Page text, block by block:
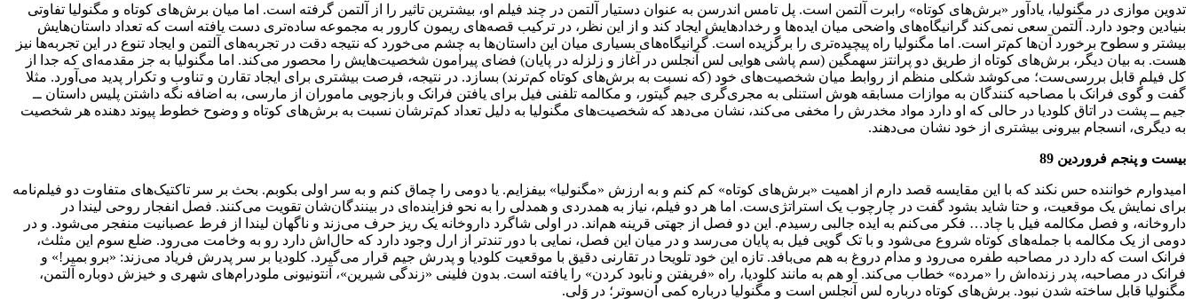
تدوین موازی در مگنولیا، یادآور «برش‌های کوتاه» رابرت آلتمن است. پل تامس اندرسن به عنوان دستیار آلتمن در چند فیلم او، بیشترین تاثیر را از آلتمن گرفته است. اما میان برش‌های کوتاه و مگنولیا تفاوتی
بنیادین وجود دارد. آلتمن سعی نمی‌کند گرانیگاه‌های واضحی میان ایده‌ها و رخدادهایش ایجاد کند و از این نظر، در ترکیب قصه‌های ریمون کارور به مجموعه ساده‌تری دست یافته است که تعداد داستان‌هایش
بیشتر و سطوح برخورد آن‌ها کم‌تر است. اما مگنولیا راه پیچیده‌تری را برگزیده است. گرانیگاه‌های بسیاری میان این داستان‌ها به چشم می‌خورد که نتیجه دقت در تجربه‌های آلتمن و ایجاد تنوع در این تجربه‌ها نیز
هست. به بیان دیگر، برش‌های کوتاه از طریق دو پرانتز سهمگین (سم پاشی هوایی لس آنجلس در آغاز و زلزله در پایان) فضای پیرامون شخصیت‌هایش را محصور می‌کند. اما مگنولیا به جز مقدمه‌ای که جدا از
کل فیلم قابل بررسی‌ست؛ می‌کوشد شکلی منظم از روابط میان شخصیت‌های خود (که نسبت به برش‌های کوتاه کم‌ترند) بسازد. در نتیجه، فرصت بیشتری برای ایجاد تقارن و تناوب و تکرار پدید می‌آورد. مثلا
گفت و گوی فرانک با مصاحبه کنندگان به موازات مسابقه هوش استنلی به مجری‌گری جیم گیتور، و مکالمه تلفنی فیل برای یافتن فرانک و بازجویی ماموران از مارسی، به اضافه نگه داشتن پلیس داستان ــ
جیم ــ پشت در اتاق کلودیا در حالی که او دارد مواد مخدرش را مخفی می‌کند، نشان می‌دهد که شخصیت‌های مگنولیا به دلیل تعداد کم‌ترشان نسبت به برش‌های کوتاه و وضوح خطوط پیوند دهنده هر شخصیت
به دیگری، انسجام بیرونی بیشتری از خود نشان می‌دهند.
بیست و پنجم فروردین 89
امیدوارم خواننده حس نکند که با این مقایسه قصد دارم از اهمیت «برش‌های کوتاه» کم کنم و به ارزش «مگنولیا» بیفزایم. یا دومی را چماق کنم و به سر اولی بکوبم. بحث بر سر تاکتیک‌های متفاوت دو فیلم‌نامه
برای نمایش یک موقعیت، و حتا شاید بشود گفت در چارچوب یک استراتژی‌ست. اما هر دو فیلم، نیاز به همدردی و همدلی را به نحو فزاینده‌ای در بینندگان‌شان تقویت می‌کنند. فصل انفجار روحی لیندا در
داروخانه، و فصل مکالمه فیل با چاد… فکر می‌کنم به ایده جالبی رسیدم. این دو فصل از جهتی قرینه هم‌اند. در اولی شاگرد داروخانه یک ریز حرف می‌زند و ناگهان لیندا از فرط عصبانیت منفجر می‌شود. و در
دومی از یک مکالمه با جمله‌های کوتاه شروع می‌شود و با تک گویی فیل به پایان می‌رسد و در میان این فصل، نمایی با دور تند‌تر از ارل وجود دارد که حال‌اش دارد رو به وخامت می‌رود. ضلع سوم این مثلث،
فرانک است که دارد در مصاحبه طفره می‌رود و مدام دروغ به هم می‌بافد. تازه این خود تلویحا در تقارنی دقیق با موقعیت کلودیا و پدرش جیم قرار می‌گیرد. کلودیا بر سر پدرش فریاد می‌زند: «برو بمیر!» و
فرانک در مصاحبه، پدر زنده‌اش را «مرده» خطاب می‌کند. او هم به مانند کلودیا، راه «فریفتن و نابود کردن» را یافته است. بدون فلینی «زندگی شیرین»، آنتونیونی ملودرام‌های شهری و خیزش دوباره آلتمن،
مگنولیا قابل ساخته شدن نبود. برش‌های کوتاه درباره لس آنجلس است و مگنولیا درباره کمی آن‌سوتر؛ در وَلی.